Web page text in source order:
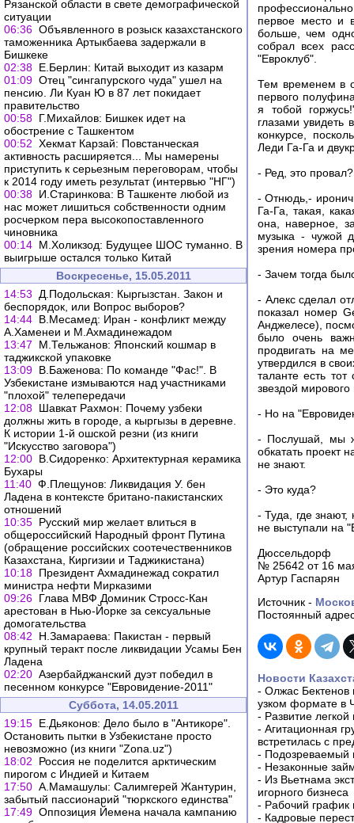
Рязанской области в свете демографической
ситуации
06:36 Объявленного в розыск казахстанского
таможенника Артыкбаева задержали в
Бишкеке
02:38 Е.Берлин: Китай выходит из казарм
01:09 Отец "сингапурского чуда" ушел на
пенсию. Ли Куан Ю в 87 лет покидает
правительство
00:58 Г.Михайлов: Бишкек идет на
обострение с Ташкентом
00:52 Хекмат Карзай: Повстанческая
активность расширяется... Мы намерены
приступить к серьезным переговорам, чтобы
к 2014 году иметь результат (интервью "НГ")
00:38 И.Старинкова: В Ташкенте любой из
нас может лишиться собственности одним
росчерком пера высокопоставленного
чиновника
00:14 М.Холикзод: Будущее ШОС туманно. В
выигрыше остался только Китай
Воскресенье, 15.05.2011
14:53
Д.Подольская: Кыргызстан. Закон и
беспорядок, или Вопрос выборов?
14:44 В.Месамед: Иран - конфликт между
А.Хаменеи и М.Ахмадинежадом
13:47
М.Тельжанов: Японский кошмар в
таджикской упаковке
13:09 В.Баженова: По команде "Фас!". В
Узбекистане измываются над участниками
"плохой" телепередачи
12:08 Шавкат Рахмон: Почему узбеки
должны жить в городе, а кыргызы в деревне.
К истории 1-й ошской резни (из книги
"Искусство заговора")
12:00 В.Сидоренко: Архитектурная керамика
Бухары
11:40 Ф.Плещунов: Ликвидация У. бен
Ладена в контексте британо-пакистанских
отношений
10:35 Русский мир желает влиться в
общероссийский Народный фронт Путина
(обращение российских соотечественников
Казахстана, Киргизии и Таджикистана)
10:18 Президент Ахмадинежад сократил
министра нефти Мирказими
09:26 Глава МВФ Доминик Стросс-Кан
арестован в Нью-Йорке за сексуальные
домогательства
08:42
Н.Замараева: Пакистан - первый
крупный теракт после ликвидации Усамы Бен
Ладена
02:20 Азербайджанский дуэт победил в
песенном конкурсе "Евровидение-2011"
Суббота, 14.05.2011
19:15 Е.Дьяконов: Дело было в "Антикоре".
Остановить пытки в Узбекистане просто
невозможно (из книги "Zona.uz")
18:02
Россия не поделится арктическим
пирогом с Индией и Китаем
17:50 А.Мамашулы: Салимгерей Жантурин,
забытый пассионарий "тюркского единства"
17:49 Оппозиция Йемена начала кампанию
первое место и
больше, чем
собрал всех
"Евроклуб".
Тем временем в
первого
я тобой
глазами увидеть
конкурсе,
Леди Га-Га и
- Ред, это
- Отнюдь,-
Га-Га, такая,
она, наверное,
музыка - чужой
зрения номера
- Зачем тогда
- Алекс сделал
показал номер
Анджелесе),
было очень
продвигать на
утвердился в
таланте есть
звездой
- Но на
- Послушай, мы
обкатать проект
не знают.
- Это куда?
- Туда, где знают,
не выступали на
Дюссельдорф
№ 25642 от 16
Артур Гаспарян
Источник -
Постоянный
Новости
- Олжас Бектенов
узком формате в
- Развитие
- Агитационная
встретилась с
- Подозреваемый
- Незаконные
- Из Вьетнама
игорного бизнеса
- Рабочий график
- Кадровые